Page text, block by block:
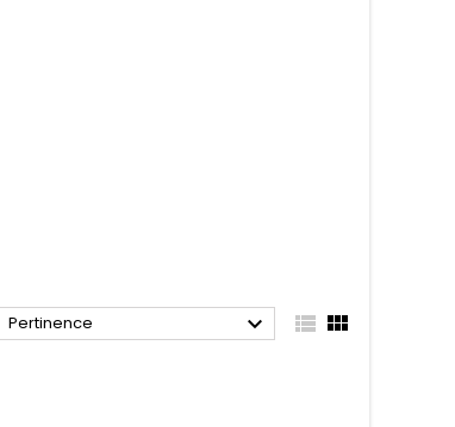
Pertinence   